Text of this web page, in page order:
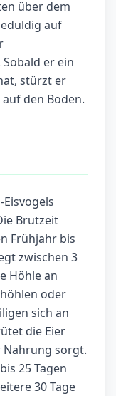
über dem
auf
er ein
stürzt er
den Boden.
Brutzeit
Frühjahr bis
zwischen 3
Höhle an
oder
sich an
die Eier
Nahrung sorgt.
25 Tagen
30 Tage